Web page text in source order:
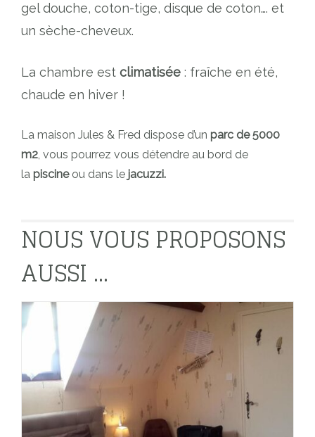
gel douche, coton-tige, disque de coton…. et
un sèche-cheveux.
La chambre est climatisée : fraîche en été,
chaude en hiver !
La maison Jules & Fred dispose d’un parc de 5000
m2, vous pourrez vous détendre au bord de
la piscineou dans le jacuzzi.
NOUS VOUS PROPOSONS
AUSSI ...